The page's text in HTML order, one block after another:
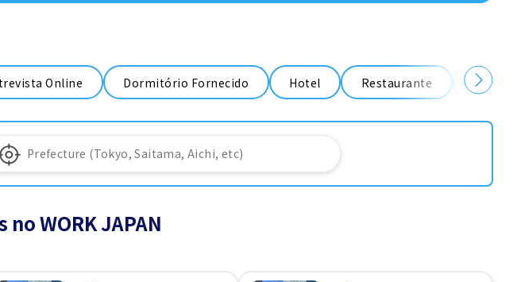
Online Dormitório Fornecido Hotel Restaurante Fábrica
WORK JAPAN